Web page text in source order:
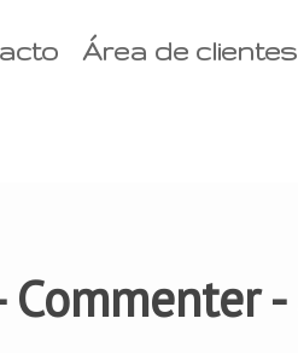
Área de clientes
Commenter-